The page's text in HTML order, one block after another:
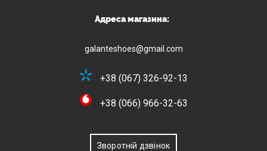
Адреса магазина:
galanteshoes@gmail.com
+38 (067) 326-92-13
+38 (066) 966-32-63
Зворотній дзвінок